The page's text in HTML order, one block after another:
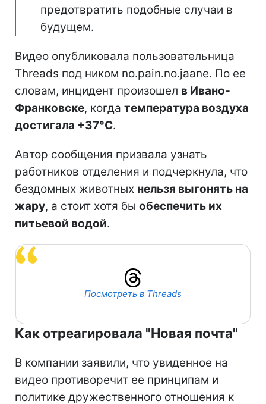
предотвратить подобные случаи в
будущем.
Видео опубликовала пользовательница
Threads под ником no.pain.no.jaane. По ее
словам, инцидент произошел в Ивано-
Франковске, когда температура воздуха
достигала +37°C.
Автор сообщения призвала узнать
работников отделения и подчеркнула, что
бездомных животных нельзя выгонять на
жару, а стоит хотя бы обеспечить их
питьевой водой.
Посмотреть в Threads
Как отреагировала "Новая почта"
В компании заявили, что увиденное на
видео противоречит ее принципам и
политике дружественного отношения к